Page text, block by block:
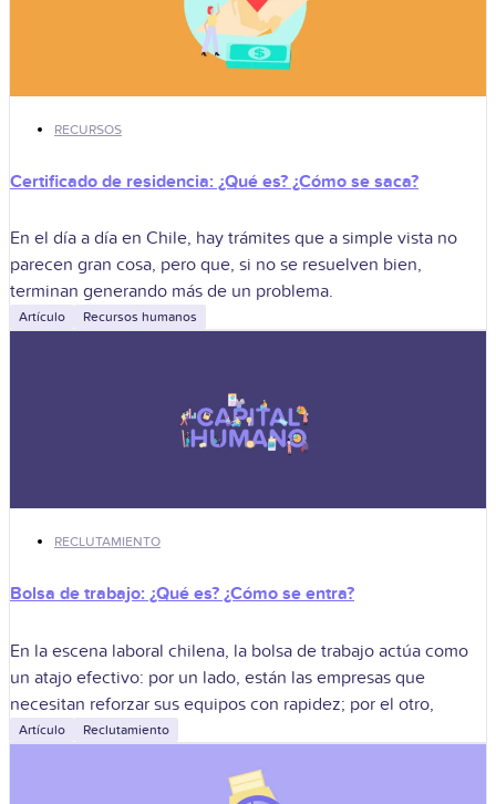
RECURSOS
Certificado de residencia: ¿Qué es? ¿Cómo se saca?
En el día a día en Chile, hay trámites que a simple vista no
parecen gran cosa, pero que, si no se resuelven bien,
terminan generando más de un problema.
Artículo Recursos humanos
RECLUTAMIENTO
Bolsa de trabajo: ¿Qué es? ¿Cómo se entra?
En la escena laboral chilena, la bolsa de trabajo actúa como
un atajo efectivo: por un lado, están las empresas que
necesitan reforzar sus equipos con rapidez; por el otro,
Artículo Reclutamiento